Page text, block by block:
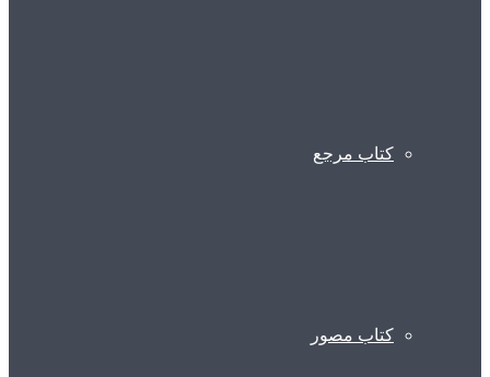
کتاب مرجع
کتاب مصور